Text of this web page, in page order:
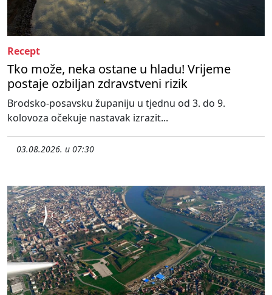
Recept
Tko može, neka ostane u hladu! Vrijeme
postaje ozbiljan zdravstveni rizik
Brodsko-posavsku županiju u tjednu od 3. do 9.
kolovoza očekuje nastavak izrazit...
03.08.2026. u 07:30